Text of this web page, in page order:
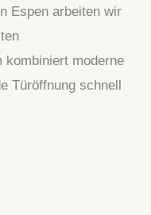
Espen arbeiten wir
kombiniert moderne
Türöffnung schnell